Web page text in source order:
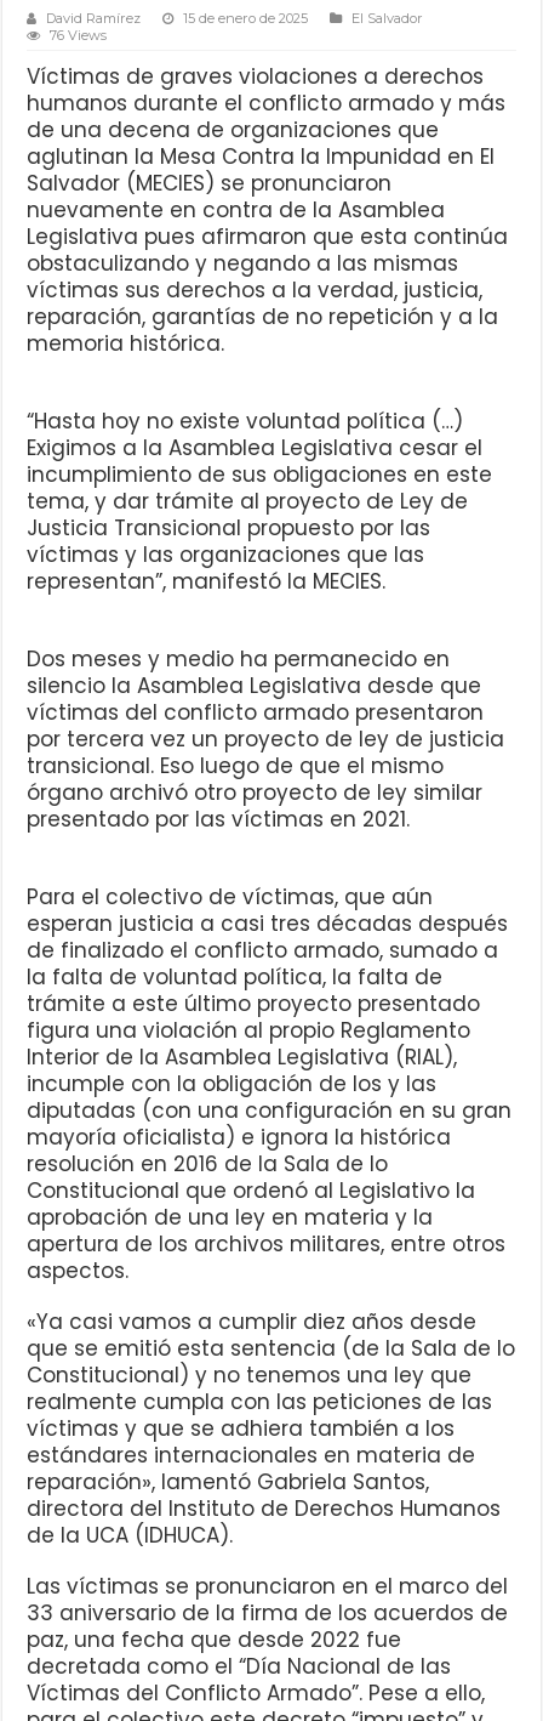
David Ramírez 15 de enero de 2025
El Salvador
76 Views
Víctimas de graves violaciones a derechos
humanos durante el conflicto armado y más
de una decena de organizaciones que
aglutinan la Mesa Contra la Impunidad en El
Salvador (MECIES) se pronunciaron
nuevamente en contra de la Asamblea
Legislativa pues afirmaron que esta continúa
obstaculizando y negando a las mismas
víctimas sus derechos a la verdad, justicia,
reparación, garantías de no repetición y a la
memoria histórica.
“Hasta hoy no existe voluntad política (…)
Exigimos a la Asamblea Legislativa cesar el
incumplimiento de sus obligaciones en este
tema, y dar trámite al proyecto de Ley de
Justicia Transicional propuesto por las
víctimas y las organizaciones que las
representan”, manifestó la MECIES.
Dos meses y medio ha permanecido en
silencio la Asamblea Legislativa desde que
víctimas del conflicto armado presentaron
por tercera vez un proyecto de ley de justicia
transicional. Eso luego de que el mismo
órgano archivó otro proyecto de ley similar
presentado por las víctimas en 2021.
Para el colectivo de víctimas, que aún
esperan justicia a casi tres décadas después
de finalizado el conflicto armado, sumado a
la falta de voluntad política, la falta de
trámite a este último proyecto presentado
figura una violación al propio Reglamento
Interior de la Asamblea Legislativa (RIAL),
incumple con la obligación de los y las
diputadas (con una configuración en su gran
mayoría oficialista) e ignora la histórica
resolución en 2016 de la Sala de lo
Constitucional que ordenó al Legislativo la
aprobación de una ley en materia y la
apertura de los archivos militares, entre otros
aspectos.
«Ya casi vamos a cumplir diez años desde
que se emitió esta sentencia (de la Sala de lo
Constitucional) y no tenemos una ley que
realmente cumpla con las peticiones de las
víctimas y que se adhiera también a los
estándares internacionales en materia de
reparación», lamentó Gabriela Santos,
directora del Instituto de Derechos Humanos
de la UCA (IDHUCA).
Las víctimas se pronunciaron en el marco del
33 aniversario de la firma de los acuerdos de
paz, una fecha que desde 2022 fue
decretada como el “Día Nacional de las
Víctimas del Conflicto Armado”. Pese a ello,